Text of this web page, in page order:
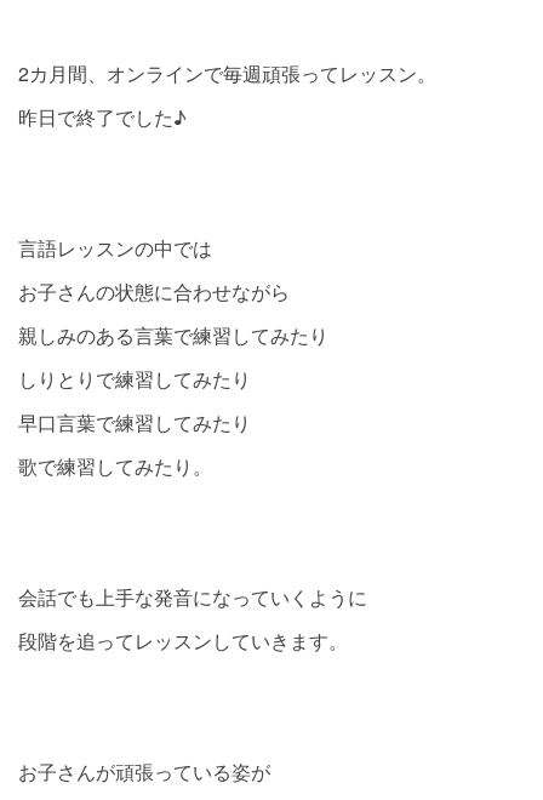
2カ月間、オンラインで毎週頑張ってレッスン。
昨日で終了でした♪
言語レッスンの中では
お子さんの状態に合わせながら
親しみのある言葉で練習してみたり
しりとりで練習してみたり
早口言葉で練習してみたり
歌で練習してみたり。
会話でも上手な発音になっていくように
段階を追ってレッスンしていきます。
お子さんが頑張っている姿が